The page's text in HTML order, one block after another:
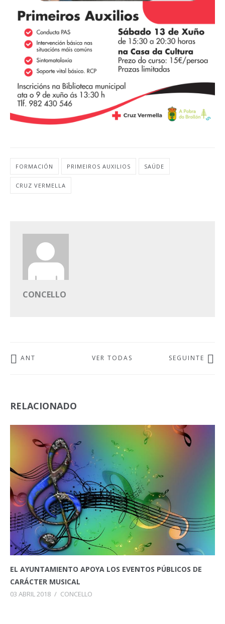
FORMACIÓN PRIMEIROS AUXILIOS SAÚDE
CRUZ VERMELLA
CONCELLO
ANT VER TODAS SEGUINTE
RELACIONADO
EL AYUNTAMIENTO APOYA LOS EVENTOS PÚBLICOS DE
CARÁCTER MUSICAL
03 ABRIL 2018 / CONCELLO